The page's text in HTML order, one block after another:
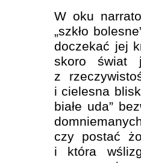
W oku
„szkło
doczekać jej
skoro świat
z
i cielesna
białe uda”
czy postać
i która